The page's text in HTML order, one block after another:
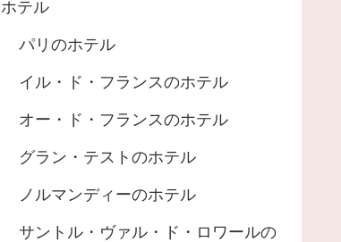
ホテル
パリのホテル
イル・ド・フランスのホテル
オー・ド・フランスのホテル
グラン・テストのホテル
ノルマンディーのホテル
サントル・ヴァル・ド・ロワールの